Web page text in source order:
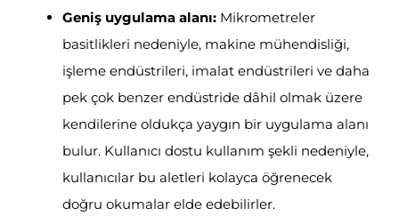
Geniş uygulama alanı:Mikrometreler
basitlikleri nedeniyle, makine mühendisliği,
işleme endüstrileri, imalat endüstrileri ve daha
pek çok benzer endüstride dâhil olmak üzere
kendilerine oldukça yaygın bir uygulama alanı
bulur. Kullanıcı dostu kullanım şekli nedeniyle,
kullanıcılar bu aletleri kolayca öğrenecek
doğru okumalar elde edebilirler.